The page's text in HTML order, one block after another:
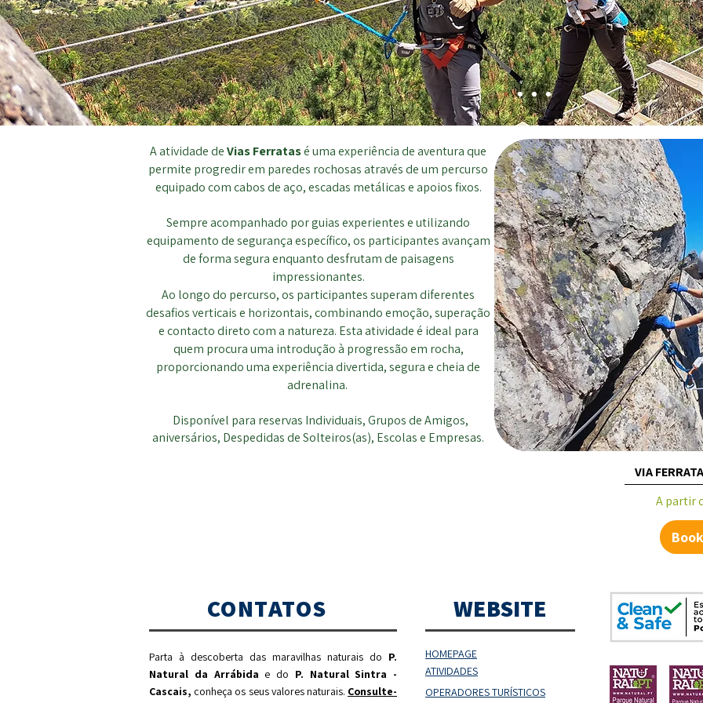
A atividade deVias Ferratasé uma experiência de aventura que
permite progredir em paredes rochosas através de um percurso
equipado com cabos de aço, escadas metálicas e apoios fixos.
Sempre acompanhado por guias experientes e utilizando
equipamento de segurança específico, os participantes avançam
de forma segura enquanto desfrutam de paisagens
impressionantes.
Ao longo do percurso, os participantes superam diferentes
desafios verticais e horizontais, combinando emoção, superação
e contacto direto com a natureza. Esta atividade é ideal para
quem procura uma introdução à progressão em rocha,
proporcionando uma experiência divertida, segura e cheia de
adrenalina.
Disponível para reservas Individuais, Grupos de Amigos,
aniversários, Despedidas de Solteiros(as), Escolas e Empresas.
VIA
A partir
Preço
CONTATOS
Parta à descoberta das maravilhas naturais do P.
Natural da Arrábida e do P. Natural Sintra -
Cascais, conheça os seus valores naturais. Consulte-
WEBSITE
HOMEPAGE
ATIVIDADES
OPERADORESTURÍSTICOS